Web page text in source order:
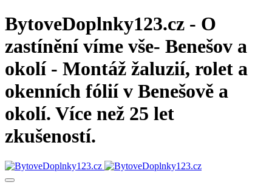
BytoveDoplnky123.cz - O
zastínění víme vše- Benešov a
okolí - Montáž žaluzií, rolet a
okenních fólií v Benešově a
okolí. Více než 25 let
zkušeností.